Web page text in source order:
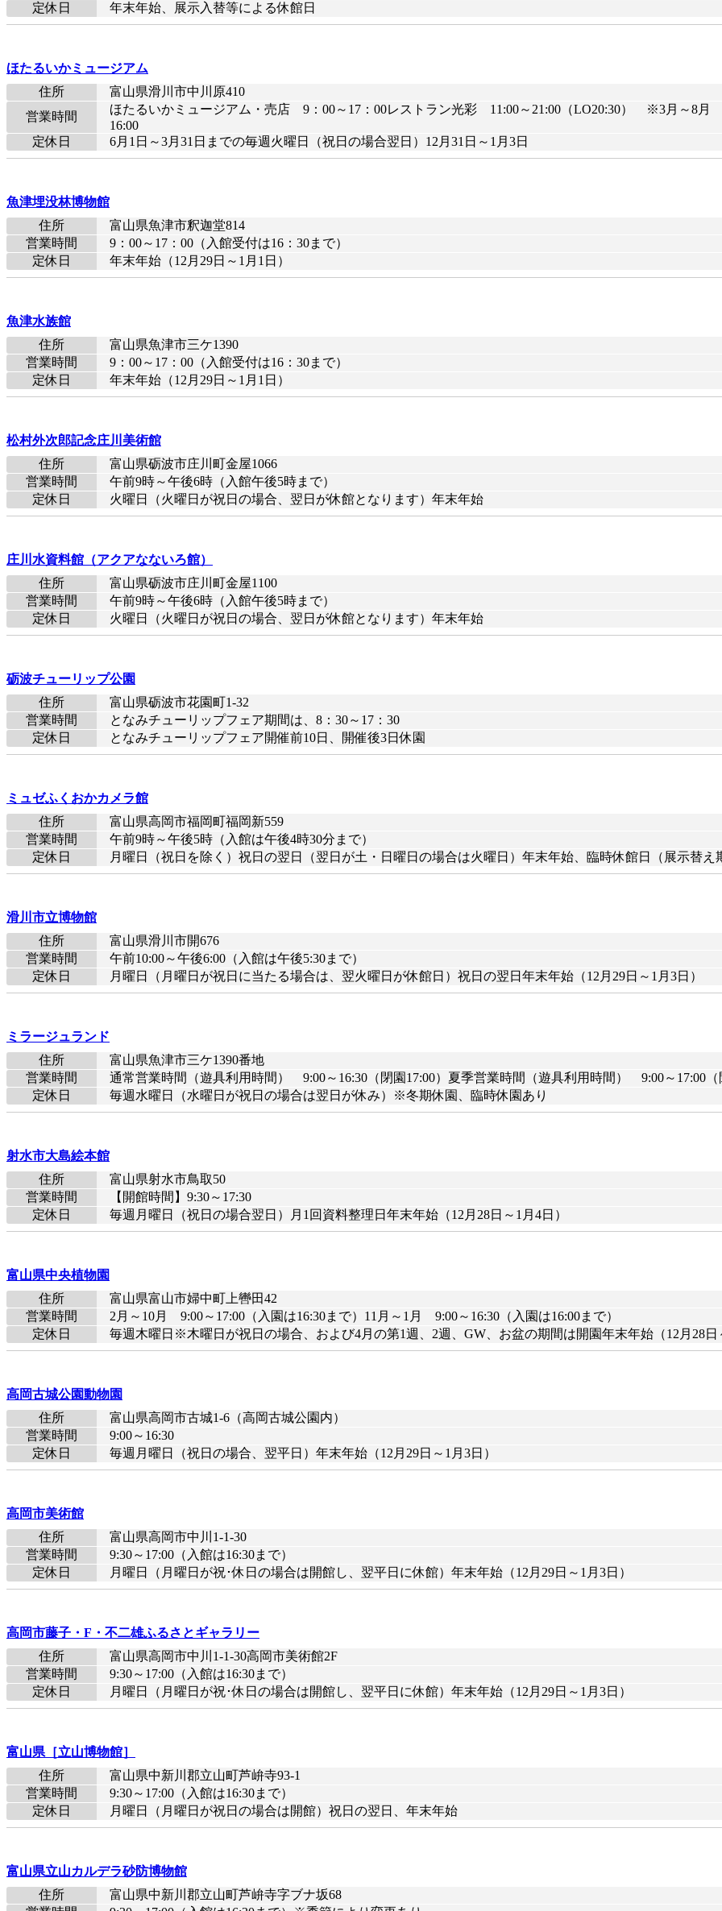
定休日
年末年始、展示入替等による休館日
ほたるいかミュージアム
住所
富山県滑川市中川原410
営業時間
ほたるいかミュージアム・売店 9：00～17：00レストラン光彩 11:00～21:00（LO20:30） ※3月～8
16:00
定休日
6月1日～3月31日までの毎週火曜日（祝日の場合翌日）12月31日～1月3日
魚津埋没林博物館
住所
富山県魚津市釈迦堂814
営業時間
9：00～17：00（入館受付は16：30まで）
定休日
年末年始（12月29日～1月1日）
魚津水族館
住所
富山県魚津市三ケ1390
営業時間
9：00～17：00（入館受付は16：30まで）
定休日
年末年始（12月29日～1月1日）
松村外次郎記念庄川美術館
住所
富山県砺波市庄川町金屋1066
営業時間
午前9時～午後6時（入館午後5時まで）
定休日
火曜日（火曜日が祝日の場合、翌日が休館となります）年末年始
庄川水資料館（アクアなないろ館）
住所
富山県砺波市庄川町金屋1100
営業時間
午前9時～午後6時（入館午後5時まで）
定休日
火曜日（火曜日が祝日の場合、翌日が休館となります）年末年始
砺波チューリップ公園
住所
富山県砺波市花園町1-32
営業時間
となみチューリップフェア期間は、8：30～17：30
定休日
となみチューリップフェア開催前10日、開催後3日休園
ミュゼふくおかカメラ館
住所
富山県高岡市福岡町福岡新559
営業時間
午前9時～午後5時（入館は午後4時30分まで）
定休日
月曜日（祝日を除く）祝日の翌日（翌日が土・日曜日の場合は火曜日）年末年始、臨時休館日（展示替え
滑川市立博物館
住所
富山県滑川市開676
営業時間
午前10:00～午後6:00（入館は午後5:30まで）
定休日
月曜日（月曜日が祝日に当たる場合は、翌火曜日が休館日）祝日の翌日年末年始（12月29日～1月3日）
ミラージュランド
住所
富山県魚津市三ケ1390番地
営業時間
通常営業時間（遊具利用時間） 9:00～16:30（閉園17:00）夏季営業時間（遊具利用時間） 9:00～17:00（
定休日
毎週水曜日（水曜日が祝日の場合は翌日が休み）※冬期休園、臨時休園あり
射水市大島絵本館
住所
富山県射水市鳥取50
営業時間
【開館時間】9:30～17:30
定休日
毎週月曜日（祝日の場合翌日）月1回資料整理日年末年始（12月28日～1月4日）
富山県中央植物園
住所
富山県富山市婦中町上轡田42
営業時間
2月～10月 9:00～17:00（入園は16:30まで）11月～1月 9:00～16:30（入園は16:00まで）
定休日
毎週木曜日※木曜日が祝日の場合、および4月の第1週、2週、GW、お盆の期間は開園年末年始（12月28日
高岡古城公園動物園
住所
富山県高岡市古城1-6（高岡古城公園内）
営業時間
9:00～16:30
定休日
毎週月曜日（祝日の場合、翌平日）年末年始（12月29日～1月3日）
高岡市美術館
住所
富山県高岡市中川1-1-30
営業時間
9:30～17:00（入館は16:30まで）
定休日
月曜日（月曜日が祝･休日の場合は開館し、翌平日に休館）年末年始（12月29日～1月3日）
高岡市藤子・F・不二雄ふるさとギャラリー
住所
富山県高岡市中川1-1-30高岡市美術館2F
営業時間
9:30～17:00（入館は16:30まで）
定休日
月曜日（月曜日が祝･休日の場合は開館し、翌平日に休館）年末年始（12月29日～1月3日）
富山県［立山博物館］
住所
富山県中新川郡立山町芦峅寺93-1
営業時間
9:30～17:00（入館は16:30まで）
定休日
月曜日（月曜日が祝日の場合は開館）祝日の翌日、年末年始
富山県立山カルデラ砂防博物館
住所
富山県中新川郡立山町芦峅寺字ブナ坂68